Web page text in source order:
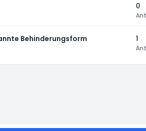
0
Behinderungsform 1